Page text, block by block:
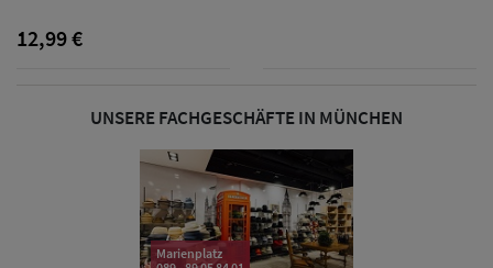
Damen Caps
Baseball Caps
12,99 €
UNSERE FACHGESCHÄFTE IN MÜNCHEN
Marienplatz